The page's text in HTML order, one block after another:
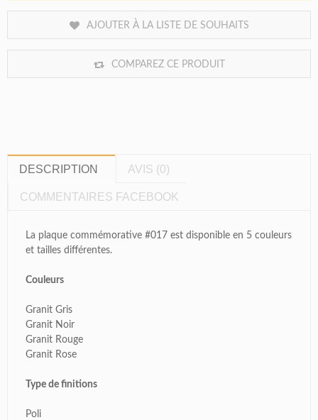
AJOUTER À LA LISTE DE SOUHAITS
COMPAREZ CE PRODUIT
DESCRIPTION AVIS (0)
COMMENTAIRES FACEBOOK
La plaque commémorative #017 est disponible en 5 couleurs
et tailles différentes.
Couleurs
Granit Gris
Granit Noir
Granit Rouge
Granit Rose
Type de finitions
Poli